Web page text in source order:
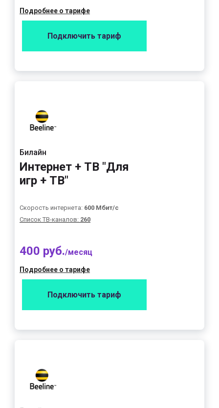
Подробнее о тарифе
Подключить тариф
Билайн
Интернет + ТВ "Для
игр + ТВ"
Скорость интернета: 600 Мбит/с
Список ТВ-каналов: 260
400 руб./месяц
Подробнее о тарифе
Подключить тариф